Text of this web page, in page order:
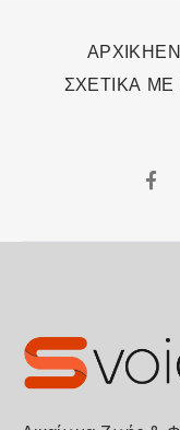
ΑΡΧΙΚΗ
ΣΧΕΤΙΚΑ